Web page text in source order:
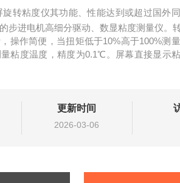
旋转粘度仪其功能、性能达到或超过国外
步进电机高细分驱动、数显粘度测量仪。
操作简便，当扭矩低于10%高于100%测
粘度温度，精度为0.1℃。屏幕直接显示
更新时间
2026-03-06